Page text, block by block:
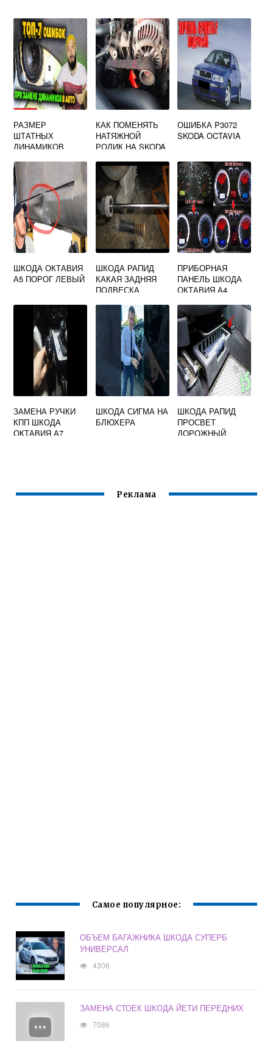
РАЗМЕР
ШТАТНЫХ
ДИНАМИКОВ
A4
КАК ПОМЕНЯТЬ
НАТЯЖНОЙ
РОЛИК НА SKODA
ОШИБКА P3072
SKODA OCTAVIA
ШКОДА ОКТАВИЯ
А5 ПОРОГ ЛЕВЫЙ
ШКОДА РАПИД
КАКАЯ ЗАДНЯЯ
ПОДВЕСКА
ПРИБОРНАЯ
ПАНЕЛЬ ШКОДА
ОКТАВИЯ А4
ЗАМЕНА РУЧКИ
КПП ШКОДА
ОКТАВИЯ А7
ШКОДА СИГМА НА
БЛЮХЕРА
ШКОДА РАПИД
ПРОСВЕТ
ДОРОЖНЫЙ
Реклама
Самое популярное:
ОБЪЕМ БАГАЖНИКА ШКОДА СУПЕРБ
УНИВЕРСАЛ
4306
ЗАМЕНА СТОЕК ШКОДА ЙЕТИ ПЕРЕДНИХ
7086